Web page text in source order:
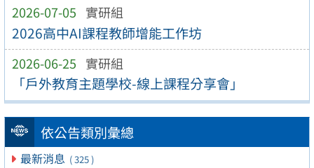
2026-07-05 實研組
2026高中AI課程教師增能工作坊
2026-06-25 實研組
「戶外教育主題學校-線上課程分享會」
依公告類別彙總
最新消息 ( 325 )